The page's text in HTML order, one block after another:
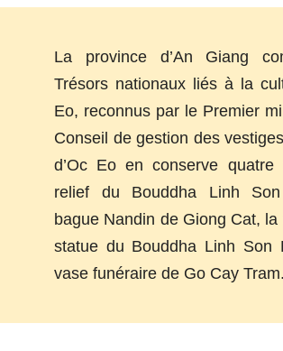
La province d’An Giang
Trésors nationaux liés à la
Eo, reconnus par le Premier
Conseil de gestion des
d’Oc Eo en conserve
relief du Bouddha Linh
bague Nandin de Giong Cat, la
statue du Bouddha Linh Son
vase funéraire de Go Cay Tram.